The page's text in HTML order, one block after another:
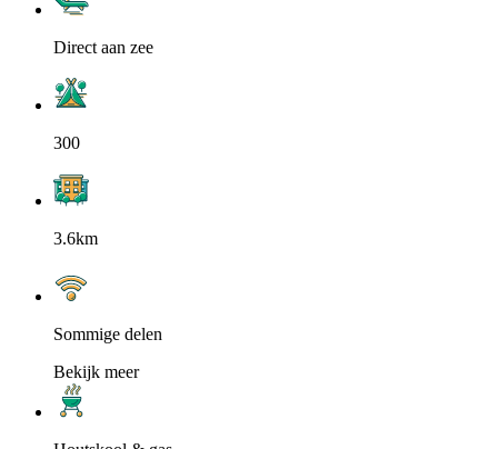
Direct aan zee
300
3.6km
Sommige delen
Bekijk meer